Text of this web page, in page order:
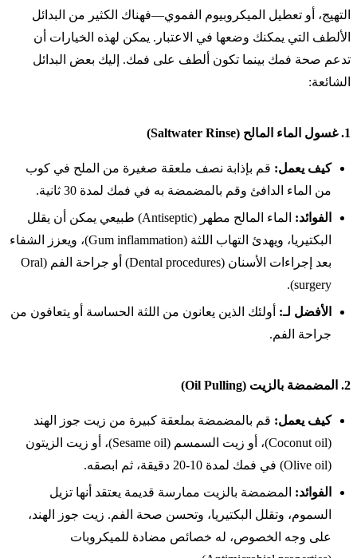
التهيج، أو تعطيل الميكروبيوم الفموي—فهناك الكثير من البدائل
الألطف التي يمكنك وضعها في الاعتبار. يمكن لهذه الخيارات أن
تدعم صحة فمك بينما تكون ألطف على فمك. إليك بعض البدائل
الشائعة:
1. غسول الماء المالح (Saltwater Rinse)
كيف يعمل: قم بإذابة نصف ملعقة صغيرة من الملح في كوب
من الماء الدافئ وقم بالمضمضة به في فمك لمدة 30 ثانية.
الفوائد:
الماء المالح مطهر (Antiseptic) طبيعي يمكن أن يقلل
البكتيريا، ويهدئ التهاب اللثة (Gum inflammation)، ويعزز الشفاء
بعد إجراءات الأسنان (Dental procedures) أو جراحة الفم (Oral
surgery).
الأفضل لـ: أولئك الذين يعانون من اللثة الحساسة أو يتعافون من
جراحة الفم.
2. المضمضة بالزيت (Oil Pulling)
كيف يعمل: قم بالمضمضة بملعقة كبيرة من زيت جوز الهند
(Coconut oil)، أو زيت السمسم (Sesame oil)، أو زيت الزيتون
(Olive oil) في فمك لمدة 10-20 دقيقة، ثم ابصقه.
الفوائد: المضمضة بالزيت ممارسة قديمة يعتقد أنها تزيل
السموم، وتقلل البكتيريا، وتحسن صحة الفم. زيت جوز الهند،
على وجه الخصوص، له خصائص مضادة للميكروبات